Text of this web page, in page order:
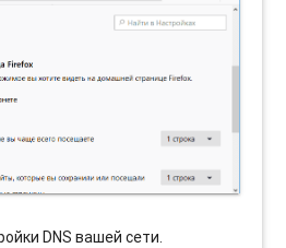
DNS вашей сети.